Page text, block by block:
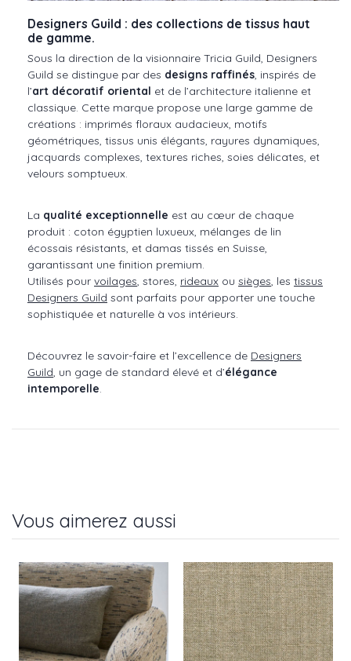
Designers Guild : des collections de tissus haut
de gamme.
Sous la direction de la visionnaire Tricia Guild, Designers
Guild se distingue par des designs raffinés, inspirés de
l’art décoratif oriental et de l’architecture italienne et
classique. Cette marque propose une large gamme de
créations : imprimés floraux audacieux, motifs
géométriques, tissus unis élégants, rayures dynamiques,
jacquards complexes, textures riches, soies délicates, et
velours somptueux.
La qualité exceptionnelle est au cœur de chaque
produit : coton égyptien luxueux, mélanges de lin
écossais résistants, et damas tissés en Suisse,
garantissant une finition premium.
Utilisés pour voilages, stores, rideaux ou sièges, les tissus
Designers Guild sont parfaits pour apporter une touche
sophistiquée et naturelle à vos intérieurs.
Découvrez le savoir-faire et l’excellence de Designers
Guild, un gage de standard élevé et d’élégance
intemporelle.
Vous aimerez aussi